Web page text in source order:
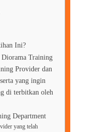
Ini?
Diorama Training
Provider dan
yang ingin
di terbitkan oleh
Department
yang telah